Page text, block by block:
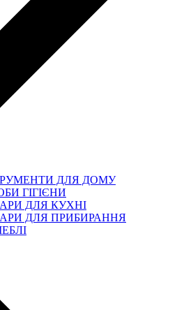
ДЛЯ ДОМУ
ГІГІЄНИ
ДЛЯ КУХНІ
ДЛЯ ПРИБИРАННЯ